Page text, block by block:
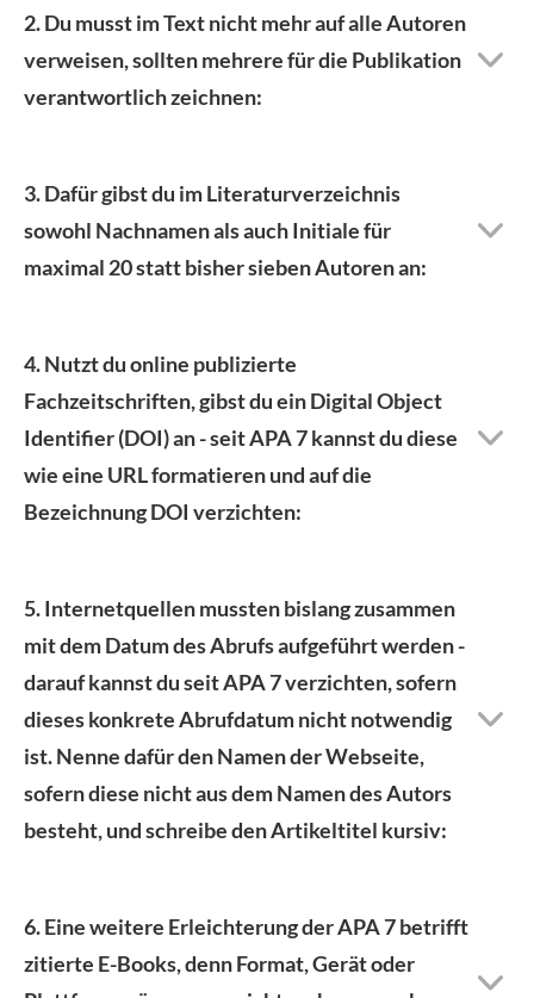
2. Du musst im Text nicht mehr auf alle Autoren
verweisen, sollten mehrere für die Publikation
verantwortlich zeichnen:
3. Dafür gibst du im Literaturverzeichnis
sowohl Nachnamen als auch Initiale für
maximal 20 statt bisher sieben Autoren an:
4. Nutzt du online publizierte
Fachzeitschriften, gibst du ein Digital Object
Identifier (DOI) an - seit APA 7 kannst du diese
wie eine URL formatieren und auf die
Bezeichnung DOI verzichten:
5. Internetquellen mussten bislang zusammen
mit dem Datum des Abrufs aufgeführt werden -
darauf kannst du seit APA 7 verzichten, sofern
dieses konkrete Abrufdatum nicht notwendig
ist. Nenne dafür den Namen der Webseite,
sofern diese nicht aus dem Namen des Autors
besteht, und schreibe den Artikeltitel kursiv:
6. Eine weitere Erleichterung der APA 7 betrifft
zitierte E-Books, denn Format, Gerät oder